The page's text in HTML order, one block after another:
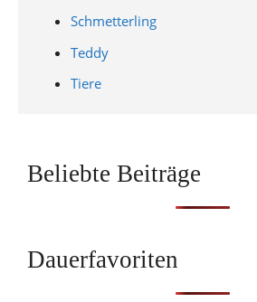
Schmetterling
Teddy
Tiere
Beliebte Beiträge
Dauerfavoriten